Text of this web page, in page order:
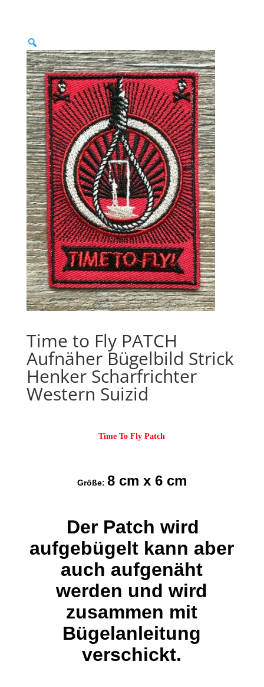
Time to Fly PATCH
Aufnäher Bügelbild Strick
Henker Scharfrichter
Western Suizid
Time To Fly Patch
Größe: 8 cm x 6 cm
Der Patch wird
aufgebügelt kann aber
auch aufgenäht
werden und wird
zusammen mit
Bügelanleitung
verschickt.